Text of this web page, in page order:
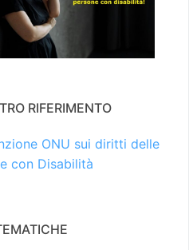
RIFERIMENTO
ONU sui diritti delle
con Disabilità